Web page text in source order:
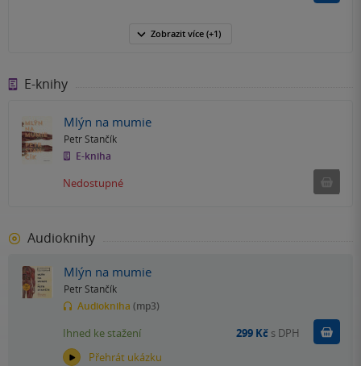
Zobrazit více (+1)
E-knihy
Mlýn na mumie
Petr Stančík
E-kniha
Nedostupné
Audioknihy
Mlýn na mumie
Petr Stančík
Audiokniha (mp3)
Přehrát ukázku
Ihned ke stažení 299 Kč s DPH Koupit